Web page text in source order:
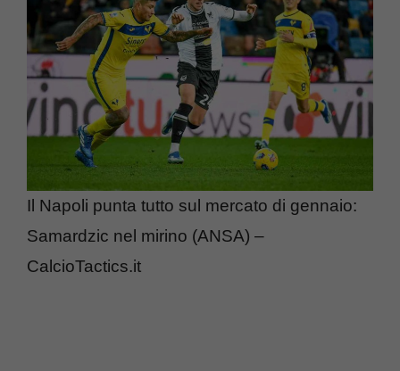
Il Napoli punta tutto sul mercato di gennaio:
Samardzic nel mirino (ANSA) –
CalcioTactics.it